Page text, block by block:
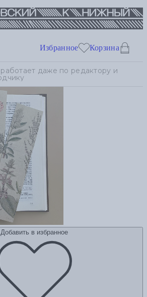
Избранное Корзина
Добавить в избранное